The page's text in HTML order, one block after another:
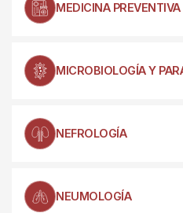
MEDICINA PREVENTIVA
MICROBIOLOGÍA Y
NEFROLOGÍA
NEUMOLOGÍA